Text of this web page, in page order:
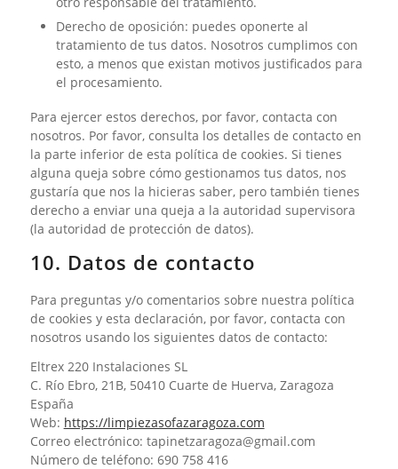
Derecho de oposición: puedes oponerte al
tratamiento de tus datos. Nosotros cumplimos con
esto, a menos que existan motivos justificados para
el procesamiento.
Para ejercer estos derechos, por favor, contacta con
nosotros. Por favor, consulta los detalles de contacto en
la parte inferior de esta política de cookies. Si tienes
alguna queja sobre cómo gestionamos tus datos, nos
gustaría que nos la hicieras saber, pero también tienes
derecho a enviar una queja a la autoridad supervisora
(la autoridad de protección de datos).
10. Datos de contacto
Para preguntas y/o comentarios sobre nuestra política
de cookies y esta declaración, por favor, contacta con
nosotros usando los siguientes datos de contacto:
Eltrex 220 Instalaciones SL
C. Río Ebro, 21B, 50410 Cuarte de Huerva, Zaragoza
España
Web: https://limpiezasofazaragoza.com
Correo electrónico: tapinetzaragoza@gmail.com
Número de teléfono: 690 758 416